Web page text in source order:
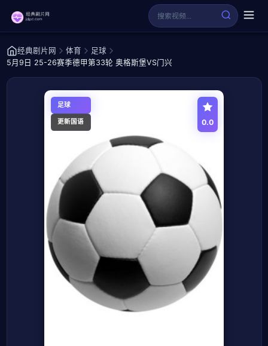
经典剧片网 体育
足球
5月9日 25-26赛季德甲第33轮 奥格斯堡VS门兴
足球
更新国语 0.0